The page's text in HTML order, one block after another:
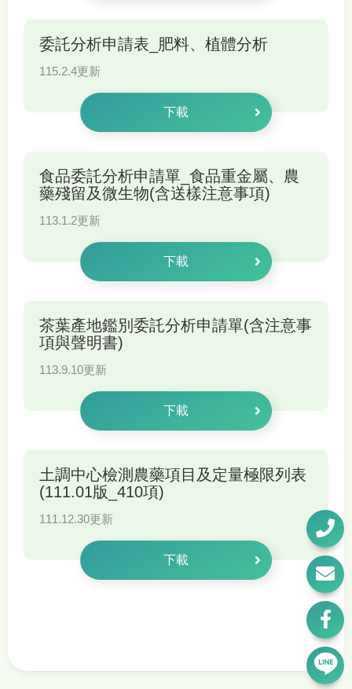
委託分析申請表_肥料、植體分析
115.2.4更新
下載
食品委託分析申請單_食品重金屬、農
藥殘留及微生物(含送樣注意事項)
113.1.2更新
下載
茶葉產地鑑別委託分析申請單(含注意事
項與聲明書)
113.9.10更新
下載
土調中心檢測農藥項目及定量極限列表
(111.01版_410項)
111.12.30更新
下載